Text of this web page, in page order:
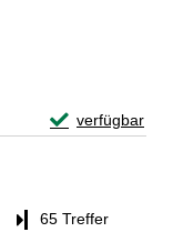
verfügbar
Exemplar-
Letzte Seite
65 Treffer